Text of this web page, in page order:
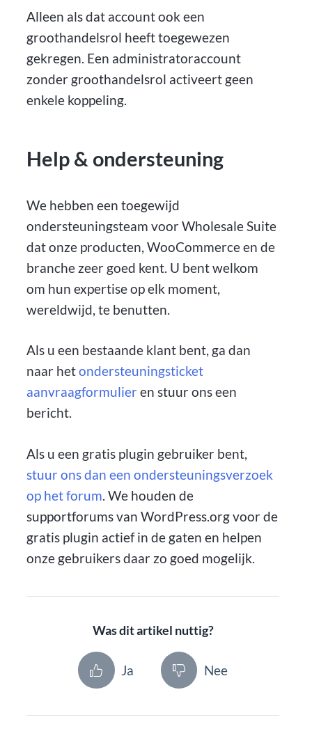
Alleen als dat account ook een
groothandelsrol heeft toegewezen
gekregen. Een administratoraccount
zonder groothandelsrol activeert geen
enkele koppeling.
Help & ondersteuning
We hebben een toegewijd
ondersteuningsteam voor Wholesale Suite
dat onze producten, WooCommerce en de
branche zeer goed kent. U bent welkom
om hun expertise op elk moment,
wereldwijd, te benutten.
Als u een bestaande klant bent, ga dan
naar hetondersteuningsticket
aanvraagformulier en stuur ons een
bericht.
Als u een gratis plugin gebruiker bent,
stuur ons dan een ondersteuningsverzoek
op het forum. We houden de
supportforums van WordPress.org voor de
gratis plugin actief in de gaten en helpen
onze gebruikers daar zo goed mogelijk.
Was dit artikel nuttig?
Ja Nee